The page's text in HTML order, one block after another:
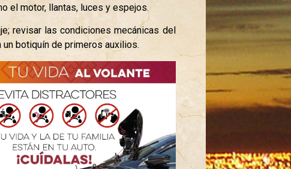
el motor, llantas, luces y espejos.
revisar las condiciones mecánicas del
botiquín de primeros auxilios.